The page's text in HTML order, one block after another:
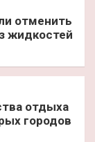
отменить
жидкостей
отдыха
городов